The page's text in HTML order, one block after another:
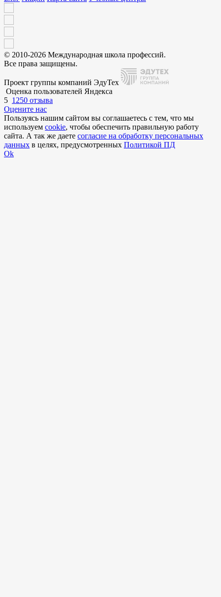
© 2010-2026 Международная школа профессий.
Все права защищены.
Проект группы компаний ЭдуТех
Оценка пользователей Яндекса
5 1250 отзыва
Оцените нас
Пользуясь нашим сайтом вы соглашаетесь с тем, что мы
используем cookie, чтобы обеспечить правильную работу
сайта. А так же даете согласие на обработку персональных
данных в целях, предусмотренных Политикой ПД
Ok